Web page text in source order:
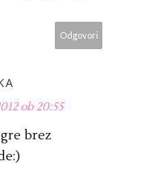
Odgovori
ob 20:55
brez